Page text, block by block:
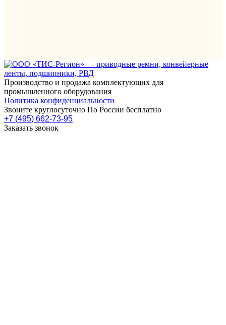
Производство и продажа комплектующих для
промышленного оборудования
Политика конфиденциальности
Звоните круглосуточно По России бесплатно
+7 (495) 662-73-95
Заказать звонок